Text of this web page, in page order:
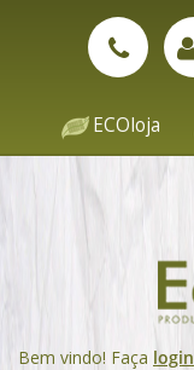
ECOloja
Bem vindo! Faça login